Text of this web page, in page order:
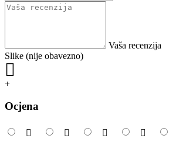
Vaša recenzija
Slike (nije obavezno)
+
Ocjena